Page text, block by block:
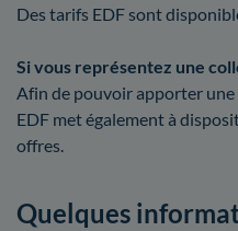
Des tarifs EDF sont
Si vous représentez une
Afin de pouvoir apporter une
EDF met également à
offres.
Quelques